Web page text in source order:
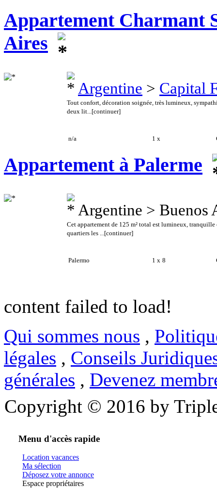
Appartement Charmant
Aires
Argentine > Capital
Tout confort, décoration soignée, très lumineux,
deux lit...[continuer]
n/a 1 x
Appartement à Palerme
Argentine > Buenos
Cet appartement de 125 m² total est lumineux,
quartiers les ...[continuer]
Palermo 1 x 8
content failed to load!
Qui sommes nous ,
légales , Conseils
générales , Devenez
Copyright © 2016 by
Menu d'accès rapide
Location vacances
Ma sélection
Déposez votre annonce
Espace propriétaires